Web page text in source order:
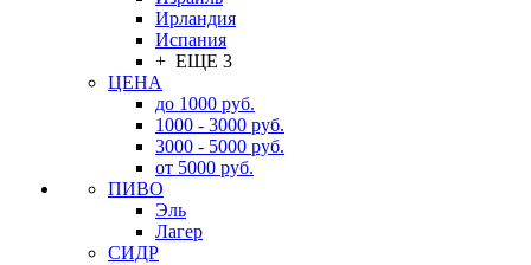
Ирландия
Испания
+ ЕЩЕ 3
ЦЕНА
до 1000 руб.
1000 - 3000 руб.
3000 - 5000 руб.
от 5000 руб.
ПИВО
Эль
Лагер
СИДР